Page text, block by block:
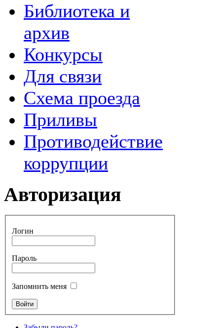
Библиотека и
архив
Конкурсы
Для связи
Схема проезда
Приливы
Противодействие
коррупции
Авторизация
Логин
Пароль
Запомнить меня